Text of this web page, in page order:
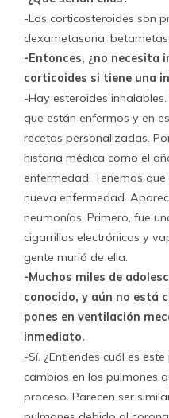
-Los corticosteroides son
dexametasona,
-Entonces, ¿no necesita
corticoides si tiene una
-Hay esteroides
que están enfermos y en
recetas personalizadas.
historia médica como el
enfermedad. Tenemos
nueva enfermedad.
neumonías. Primero, fue
cigarrillos electrónicos y
gente murió de ella.
-Muchos miles de
conocido, y aún no está
pones en ventilación
inmediato.
-Sí. ¿Entiendes cuál es
cambios en los pulmones
proceso. Parecen ser